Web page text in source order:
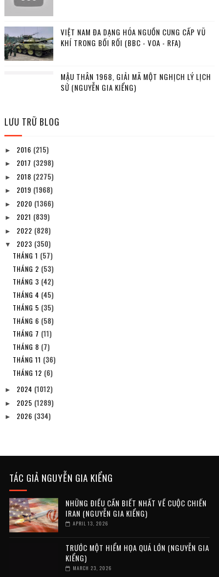
VIỆT NAM ĐA DẠNG HÓA NGUỒN CUNG CẤP VŨ
KHÍ TRONG BỐI RỐI (BBC - VOA - RFA)
MẬU THÂN 1968, GIẢI MÃ MỘT NGHỊCH LÝ LỊCH
SỬ (NGUYỄN GIA KIỂNG)
LƯU TRỮ BLOG
► 2016 (215)
► 2017 (3298)
► 2018 (2275)
► 2019 (1968)
► 2020 (1366)
► 2021 (839)
► 2022 (828)
▼ 2023 (350)
THÁNG 1 (57)
THÁNG 2 (53)
THÁNG 3 (42)
THÁNG 4 (45)
THÁNG 5 (35)
THÁNG 6 (58)
THÁNG 7 (11)
THÁNG 8 (7)
THÁNG 11 (36)
THÁNG 12 (6)
► 2024 (1012)
► 2025 (1289)
► 2026 (334)
TÁC GIẢ NGUYỄN GIA KIỂNG
NHỮNG ĐIỀU CẦN BIẾT NHẤT VỀ CUỘC CHIẾN
IRAN (NGUYỄN GIA KIỂNG)
APRIL 13, 2026
TRƯỚC MỘT HIỂM HỌA QUÁ LỚN (NGUYỄN GIA
KIỂNG)
MARCH 23, 2026